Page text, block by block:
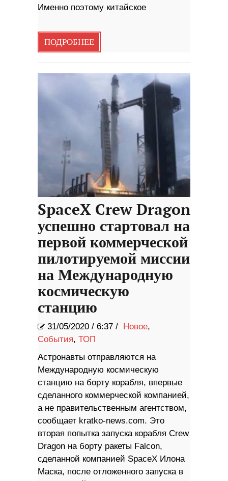
Именно поэтому китайское
ПОДРОБНЕЕ
SpaceX Crew Dragon
успешно стартовал на
первой коммерческой
пилотируемой миссии
на Международную
космическую
станцию
31/05/2020 / 6:37 / Новое,
События, ТОП
Астронавты отправляются на
Международную космическую
станцию ​​на борту корабля, впервые
сделанного коммерческой компанией,
а не правительственным агентством,
сообщает kratko-news.com. Это
вторая попытка запуска корабля Crew
Dragon на борту ракеты Falcon,
сделанной компанией SpaceX Илона
Маска, после отложенного запуска в